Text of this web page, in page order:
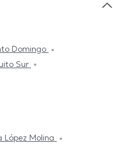
Domingo
Sur
López Molina